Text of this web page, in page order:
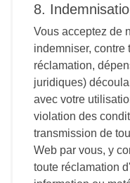
8.
Vous acceptez de
indemniser, contre
réclamation,
juridiques)
avec votre
violation des
transmission de
Web par vous, y
toute réclamation